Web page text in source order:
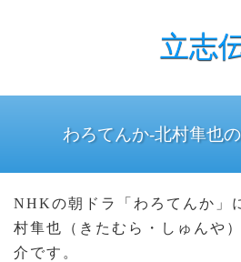
立志
わろてんか-北村隼也
NHKの朝ドラ「わろてんか」
村隼也（きたむら・しゅんや
介です。